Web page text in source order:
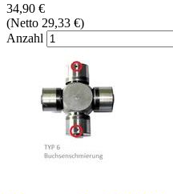
34,90 €
(Netto 29,33 €)
Anzahl